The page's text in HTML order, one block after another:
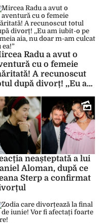
Radu a avut o
cu o femeie
A recunoscut
după divorț! ,,Eu am
m-am culcat cu ea!”
neașteptată a lui
Aloman, după ce
Sterp a confirmat